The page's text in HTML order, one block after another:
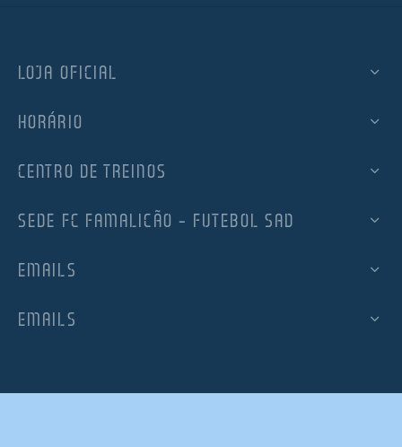
LOJA OFICIAL
HORÁRIO
CENTRO DE TREINOS
SEDE FC FAMALICÃO – FUTEBOL SAD
EMAILS
EMAILS